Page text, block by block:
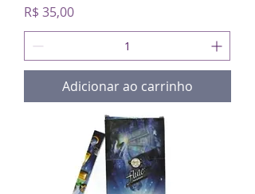
Preço
R$ 35,00
Adicionar ao carrinho